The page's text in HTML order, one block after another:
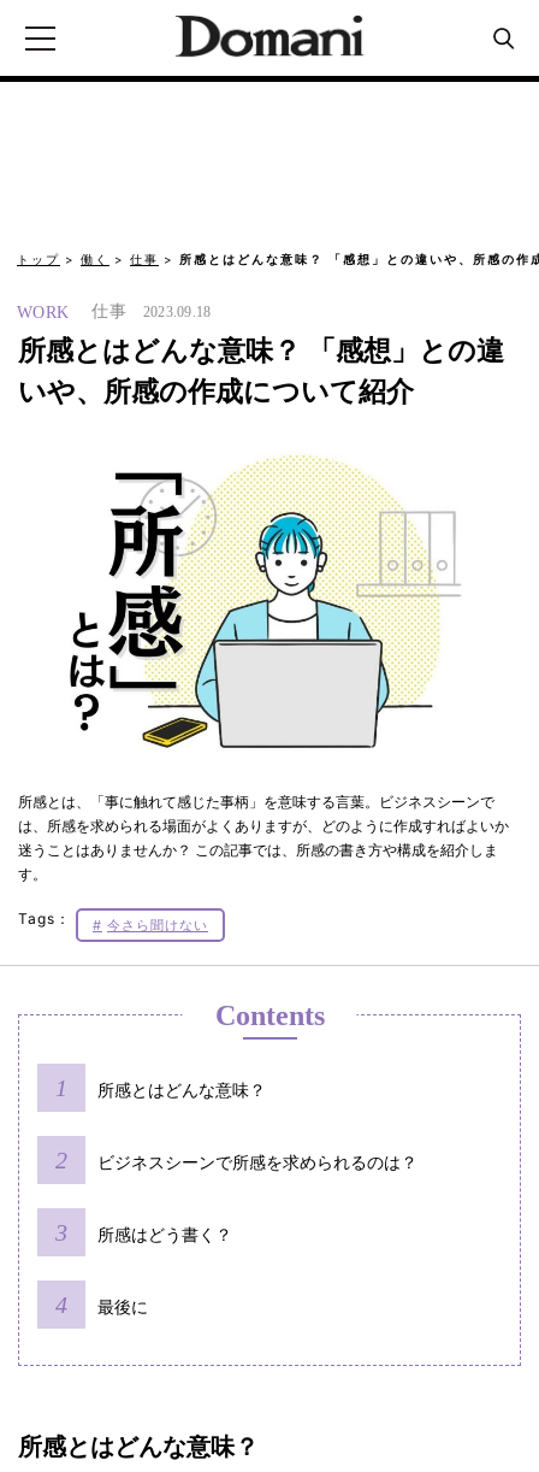
トップ 働く 仕事 所感とはどんな意味？ 「感想」との違いや、所感の作
WORK 仕事 2023.09.18
所感とはどんな意味？ 「感想」との違
いや、所感の作成について紹介
所感とは、「事に触れて感じた事柄」を意味する言葉。ビジネスシーンで
は、所感を求められる場面がよくありますが、どのように作成すればよいか
迷うことはありませんか？ この記事では、所感の書き方や構成を紹介しま
す。
Tags： 今さら聞けない
Contents
所感とはどんな意味？
ビジネスシーンで所感を求められるのは？
所感はどう書く？
最後に
所感とはどんな意味？